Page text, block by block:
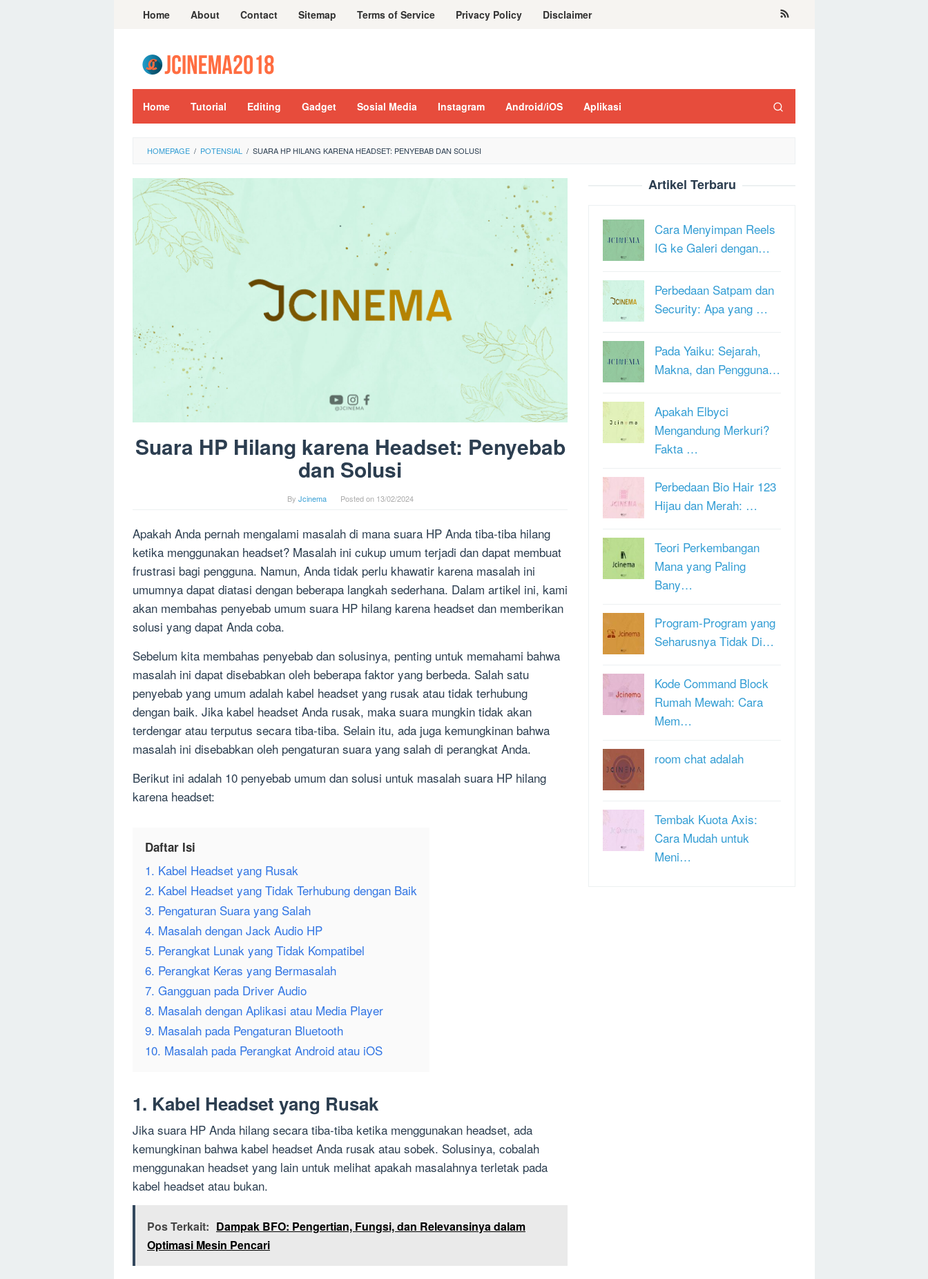
Home About Contact Sitemap Terms of Service Privacy Policy Disclaimer
Home Tutorial Editing Gadget Sosial Media Instagram Android/iOS Aplikasi
HOMEPAGE / POTENSIAL / SUARA HP HILANG KARENA HEADSET: PENYEBAB DAN SOLUSI
Suara HP Hilang karena Headset: Penyebab
dan Solusi
By Jcinema Posted on 13/02/2024
Apakah Anda pernah mengalami masalah di mana suara HP Anda tiba-tiba hilang
ketika menggunakan headset? Masalah ini cukup umum terjadi dan dapat membuat
frustrasi bagi pengguna. Namun, Anda tidak perlu khawatir karena masalah ini
umumnya dapat diatasi dengan beberapa langkah sederhana. Dalam artikel ini, kami
akan membahas penyebab umum suara HP hilang karena headset dan memberikan
solusi yang dapat Anda coba.
Sebelum kita membahas penyebab dan solusinya, penting untuk memahami bahwa
masalah ini dapat disebabkan oleh beberapa faktor yang berbeda. Salah satu
penyebab yang umum adalah kabel headset yang rusak atau tidak terhubung
dengan baik. Jika kabel headset Anda rusak, maka suara mungkin tidak akan
terdengar atau terputus secara tiba-tiba. Selain itu, ada juga kemungkinan bahwa
masalah ini disebabkan oleh pengaturan suara yang salah di perangkat Anda.
Berikut ini adalah 10 penyebab umum dan solusi untuk masalah suara HP hilang
karena headset:
Daftar Isi
1. Kabel Headset yang Rusak
2. Kabel Headset yang Tidak Terhubung dengan Baik
3. Pengaturan Suara yang Salah
4. Masalah dengan Jack Audio HP
5. Perangkat Lunak yang Tidak Kompatibel
6. Perangkat Keras yang Bermasalah
7. Gangguan pada Driver Audio
8. Masalah dengan Aplikasi atau Media Player
9. Masalah pada Pengaturan Bluetooth
10. Masalah pada Perangkat Android atau iOS
1. Kabel Headset yang Rusak
Jika suara HP Anda hilang secara tiba-tiba ketika menggunakan headset, ada
kemungkinan bahwa kabel headset Anda rusak atau sobek. Solusinya, cobalah
menggunakan headset yang lain untuk melihat apakah masalahnya terletak pada
kabel headset atau bukan.
Pos Terkait: Dampak BFO: Pengertian, Fungsi, dan Relevansinya dalam
Optimasi Mesin Pencari
Artikel Terbaru
Cara Menyimpan Reels
IG ke Galeri dengan…
Perbedaan Satpam dan
Security: Apa yang …
Pada Yaiku: Sejarah,
Makna, dan Pengguna…
Apakah Elbyci
Mengandung Merkuri?
Fakta …
Perbedaan Bio Hair 123
Hijau dan Merah: …
Teori Perkembangan
Mana yang Paling
Bany…
Program-Program yang
Seharusnya Tidak Di…
Kode Command Block
Rumah Mewah: Cara
Mem…
room chat adalah
Tembak Kuota Axis:
Cara Mudah untuk
Meni…